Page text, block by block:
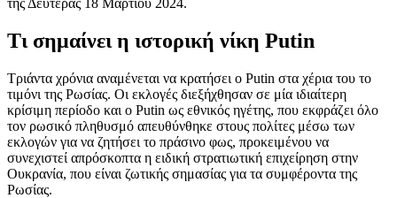
της Δευτέρας 18 Μαρτίου 2024.
Τι σημαίνει η ιστορική νίκη Putin
Τριάντα χρόνια αναμένεται να κρατήσει ο Putin στα χέρια του το
τιμόνι της Ρωσίας. Οι εκλογές διεξήχθησαν σε μία ιδιαίτερη
κρίσιμη περίοδο και ο Putin ως εθνικός ηγέτης, που εκφράζει όλο
τον ρωσικό πληθυσμό απευθύνθηκε στους πολίτες μέσω των
εκλογών για να ζητήσει το πράσινο φως, προκειμένου να
συνεχιστεί απρόσκοπτα η ειδική στρατιωτική επιχείρηση στην
Ουκρανία, που είναι ζωτικής σημασίας για τα συμφέροντα της
Ρωσίας.